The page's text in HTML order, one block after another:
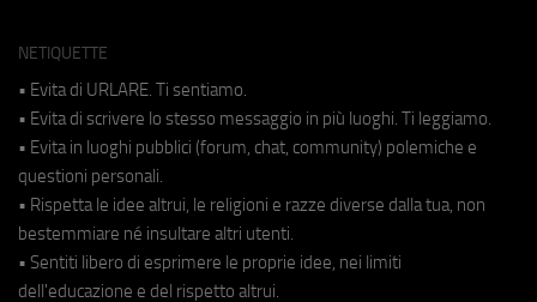
NETIQUETTE
• Evita di URLARE. Ti sentiamo.
• Evita di scrivere lo stesso messaggio in più luoghi. Ti leggiamo.
• Evita in luoghi pubblici (forum, chat, community) polemiche e
questioni personali.
• Rispetta le idee altrui, le religioni e razze diverse dalla tua, non
bestemmiare né insultare altri utenti.
• Sentiti libero di esprimere le proprie idee, nei limiti
dell'educazione e del rispetto altrui.